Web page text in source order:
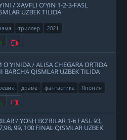
/ XAVFLI O'YIN 1-2-3-FASL
UZBEK TILIDA
триллер 2021
Не нравится
O'YINIDA / ALISA CHEGARA ORTIDA
BARCHA QISMLAR UZBEK TILIDA
драма фантастика
Япония
Не нравится
/ YOSH BO'RILAR 1-6 FASL 93,
99, 100 FINAL QISMLAR UZBEK